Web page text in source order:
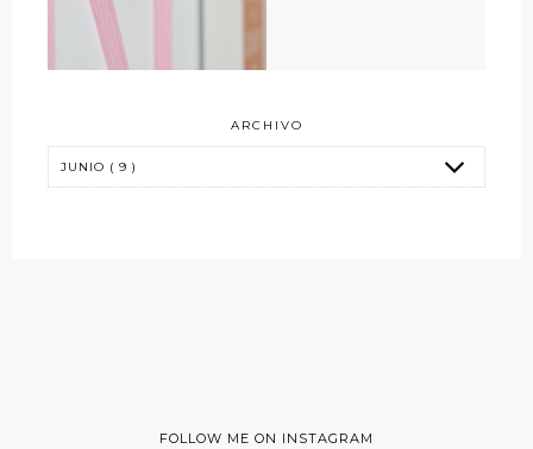
ARCHIVO
FOLLOW ME ON INSTAGRAM